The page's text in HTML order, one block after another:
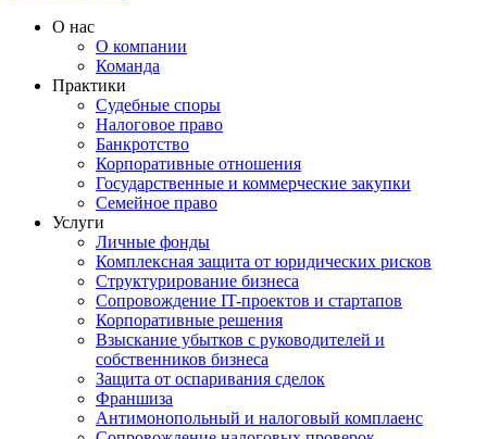
О нас
О компании
Команда
Практики
Судебные споры
Налоговое право
Банкротство
Корпоративные отношения
Государственные и коммерческие закупки
Семейное право
Услуги
Личные фонды
Комплексная защита от юридических рисков
Структурирование бизнеса
Сопровождение IT-проектов и стартапов
Корпоративные решения
Взыскание убытков с руководителей и
собственников бизнеса
Защита от оспаривания сделок
Франшиза
Антимонопольный и налоговый комплаенс